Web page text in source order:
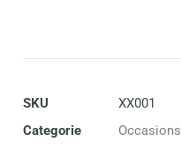
SKU
XX001
Categorie
Occasions